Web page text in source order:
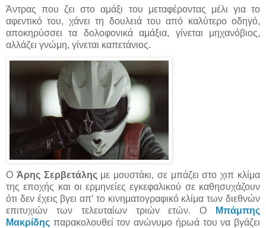
Άντρας που ζει στο αμάξι του μεταφέροντας μέλι για το
αφεντικό του, χάνει τη δουλειά του από καλύτερο οδηγό,
αποκηρύσσει τα δολοφονικά αμάξια, γίνεται μηχανόβιος,
αλλάζει γνώμη, γίνεται καπετάνιος.
Ο Άρης Σερβετάλης με μουστάκι, σε μπάζει στο χιπ κλίμα
της εποχής και οι ερμηνείες εγκεφαλικού σε καθησυχάζουν
ότι δεν έχεις βγει απ’ το κινηματογραφικό κλίμα των διεθνών
επιτυχιών των τελευταίων τριών ετών. Ο
Μπάμπης
Μακρίδης παρακολουθεί τον ανώνυμο ήρωά του να βγάζει